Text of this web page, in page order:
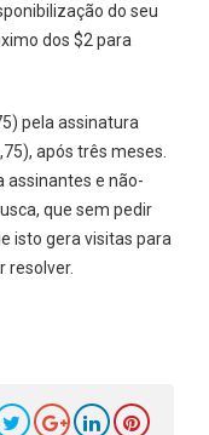
do seu
dos $2 para
pela assinatura
após três meses.
assinantes e não-
que sem pedir
isto gera visitas para
resolver.